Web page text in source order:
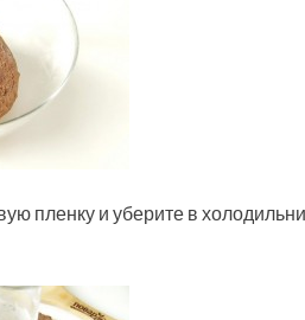
пленку и уберите в